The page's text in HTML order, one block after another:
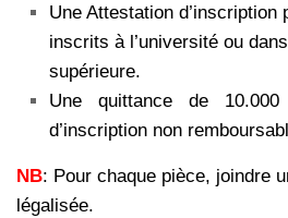
Une Attestation
inscrits à l’université ou
supérieure.
Une quittance de
d’inscription non
NB: Pour chaque pièce, joindre
légalisée.